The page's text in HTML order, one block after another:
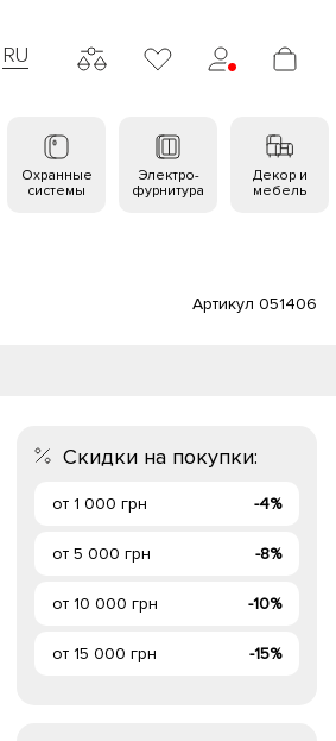
RU
Охранные
системы
Электро-
фурнитура
Декор и
мебель
Артикул 051406
Скидки на покупки:
от 1 000 грн -4%
от 5 000 грн -8%
от 10 000 грн -10%
от 15 000 грн -15%